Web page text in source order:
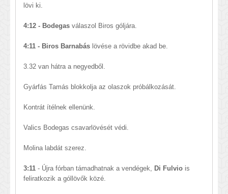
lövi ki.
4:12 - Bodegas válaszol Biros góljára.
4:11 - Biros Barnabás lövése a rövidbe akad be.
3.32 van hátra a negyedből.
Gyárfás Tamás blokkolja az olaszok próbálkozását.
Kontrát ítélnek ellenünk.
Valics Bodegas csavarlövését védi.
Molina labdát szerez.
3:11 - Újra fórban támadhatnak a vendégek, Di Fulvio is
feliratkozik a góllövők közé.